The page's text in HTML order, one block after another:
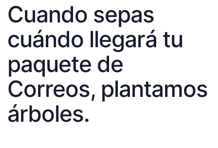
Cuando sepas
cuándo llegará tu
paquete de
Correos, plantamos
árboles.